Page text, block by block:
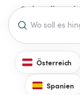
Schnell
Alpaka
Zelte und
Österreich
Spanien